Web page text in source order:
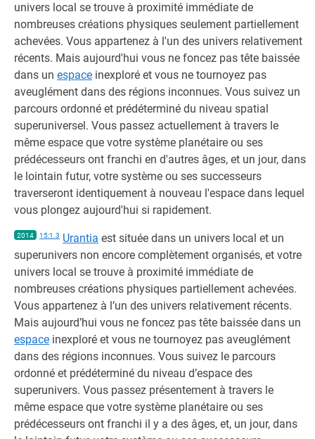
univers local se trouve à proximité immédiate de
nombreuses créations physiques seulement partiellement
achevées. Vous appartenez à l'un des univers relativement
récents. Mais aujourd'hui vous ne foncez pas tête baissée
dans un espace inexploré et vous ne tournoyez pas
aveuglément dans des régions inconnues. Vous suivez un
parcours ordonné et prédéterminé du niveau spatial
superuniversel. Vous passez actuellement à travers le
même espace que votre système planétaire ou ses
prédécesseurs ont franchi en d'autres âges, et un jour, dans
le lointain futur, votre système ou ses successeurs
traverseront identiquement à nouveau l'espace dans lequel
vous plongez aujourd'hui si rapidement.
2014 15:1.3 Urantia est située dans un univers local et un
superunivers non encore complètement organisés, et votre
univers local se trouve à proximité immédiate de
nombreuses créations physiques partiellement achevées.
Vous appartenez à l’un des univers relativement récents.
Mais aujourd’hui vous ne foncez pas tête baissée dans un
espace inexploré et vous ne tournoyez pas aveuglément
dans des régions inconnues. Vous suivez le parcours
ordonné et prédéterminé du niveau d’espace des
superunivers. Vous passez présentement à travers le
même espace que votre système planétaire ou ses
prédécesseurs ont franchi il y a des âges, et, un jour, dans